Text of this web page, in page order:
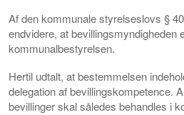
Af den kommunale styrelseslovs §
endvidere, at bevillingsmyndigheden
kommunalbestyrelsen.
Hertil udtalt, at bestemmelsen
delegation af bevillingskompetence.
bevillinger skal således behandles i